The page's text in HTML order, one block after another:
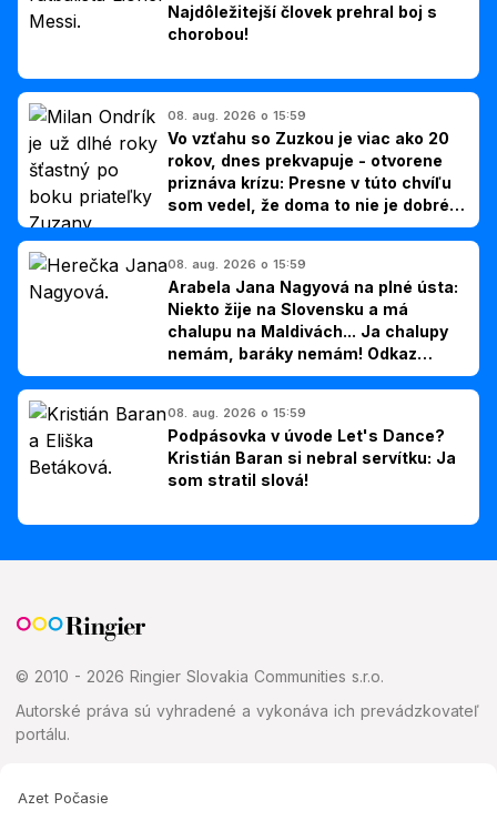
Najdôležitejší človek prehral boj s
chorobou!
08. aug. 2026 o 15:59
Vo vzťahu so Zuzkou je viac ako 20
rokov, dnes prekvapuje - otvorene
priznáva krízu: Presne v túto chvíľu
som vedel, že doma to nie je dobré,
hovorí Milan Ondrík
08. aug. 2026 o 15:59
Arabela Jana Nagyová na plné ústa:
Niekto žije na Slovensku a má
chalupu na Maldivách... Ja chalupy
nemám, baráky nemám! Odkaz
Slovákom
08. aug. 2026 o 15:59
Podpásovka v úvode Let's Dance?
Kristián Baran si nebral servítku: Ja
som stratil slová!
© 2010 - 2026 Ringier Slovakia Communities s.r.o.
Autorské práva sú vyhradené a vykonáva ich prevádzkovateľ
portálu.
Azet Počasie